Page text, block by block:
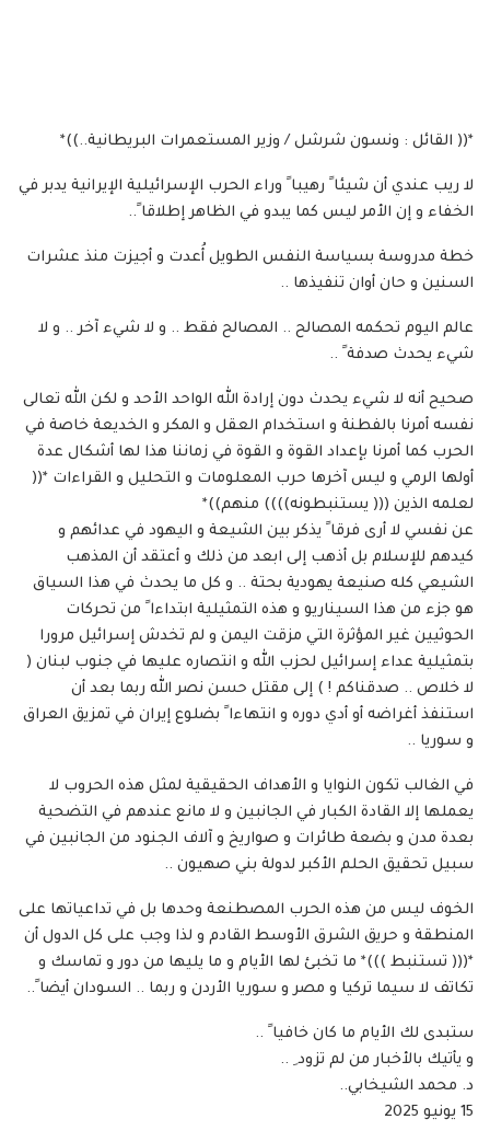
*(( القائل : ونسون شرشل / وزير المستعمرات البريطانية..))*
لا ريب عندي أن شيئا ً رهيبا ً وراء الحرب الإسرائيلية الإيرانية يدبر في
الخفاء و إن الأمر ليس كما يبدو في الظاهر إطلاقا ً..
خطة مدروسة بسياسة النفس الطويل أُعدت و أجيزت منذ عشرات
السنين و حان أوان تنفيذها ..
عالم اليوم تحكمه المصالح .. المصالح فقط .. و لا شيء آخر .. و لا
شيء يحدث صدفة ً ..
صحيح أنه لا شيء يحدث دون إرادة الله الواحد الأحد و لكن الله تعالى
نفسه أمرنا بالفطنة و استخدام العقل و المكر و الخديعة خاصة في
الحرب كما أمرنا بإعداد القوة و القوة في زماننا هذا لها أشكال عدة
أولها الرمي و ليس آخرها حرب المعلومات و التحليل و القراءات *((
لعلمه الذين ((( يستنبطونه)))) منهم))*
عن نفسي لا أرى فرقا ً يذكر بين الشيعة و اليهود في عدائهم و
كيدهم للإسلام بل أذهب إلى ابعد من ذلك و أعتقد أن المذهب
الشيعي كله صنيعة يهودية بحتة .. و كل ما يحدث في هذا السياق
هو جزء من هذا السيناريو و هذه التمثيلية ابتداءا ً من تحركات
الحوثيين غير المؤثرة التي مزقت اليمن و لم تخدش إسرائيل مرورا
بتمثيلية عداء إسرائيل لحزب الله و انتصاره عليها في جنوب لبنان (
لا خلاص .. صدقناكم ! ) إلى مقتل حسن نصر الله ربما بعد أن
استنفذ أغراضه أو أدي دوره و انتهاءا ً بضلوع إيران في تمزيق العراق
و سوريا ..
في الغالب تكون النوايا و الأهداف الحقيقية لمثل هذه الحروب لا
يعملها إلا القادة الكبار في الجانبين و لا مانع عندهم في التضحية
بعدة مدن و بضعة طائرات و صواريخ و آلاف الجنود من الجانبين في
سبيل تحقيق الحلم الأكبر لدولة بني صهيون ..
الخوف ليس من هذه الحرب المصطنعة وحدها بل في تداعياتها على
المنطقة و حريق الشرق الأوسط القادم و لذا وجب على كل الدول أن
*((( تستنبط )))* ما تخبئ لها الأيام و ما يليها من دور و تماسك و
تكاتف لا سيما تركيا و مصر و سوريا الأردن و ربما .. السودان أيضا ً..
ستبدى لك الأيام ما كان خافيا ً ..
و يأتيك بالأخبار من لم تزود ِ ..
د. محمد الشيخابي..
15 يونيو 2025